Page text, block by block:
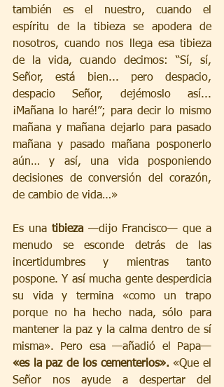
también es el nuestro, cuando el
espíritu de la tibieza se apodera de
nosotros, cuando nos llega esa tibieza
de la vida, cuando decimos: “Sí, sí,
Señor, está bien... pero despacio,
despacio Señor, dejémoslo así...
¡Mañana lo haré!”; para decir lo mismo
mañana y mañana dejarlo para pasado
mañana y pasado mañana posponerlo
aún… y así, una vida posponiendo
decisiones de conversión del corazón,
de cambio de vida…»
Es una tibieza —dijo Francisco— que a
menudo se esconde detrás de las
incertidumbres y mientras tanto
pospone. Y así mucha gente desperdicia
su vida y termina «como un trapo
porque no ha hecho nada, sólo para
mantener la paz y la calma dentro de sí
«es la paz de los cementerios». «Que el
Señor nos ayude a despertar del